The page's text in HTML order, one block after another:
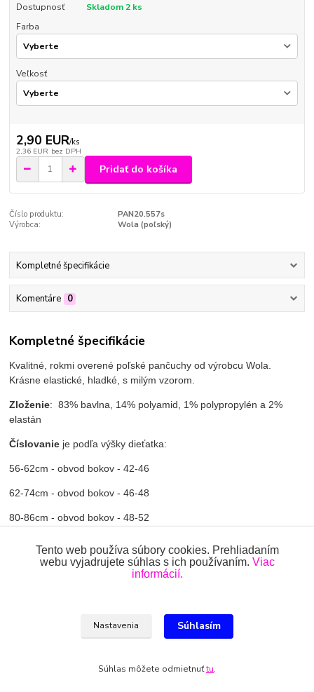
Dostupnosť
Skladom 2 ks
Farba
Veľkosť
2,90 EUR/ks
2,36 EUR bez DPH
Pridať do košíka
Číslo produktu:
PAN20.557s
Výrobca:
Wola (poľský)
Kompletné špecifikácie
Komentáre 0
Kompletné špecifikácie
Kvalitné, rokmi overené poľské pančuchy od výrobcu Wola.
Krásne elastické, hladké, s milým vzorom.
Zloženie: 83% bavlna, 14% polyamid, 1% polypropylén a 2%
elastán
Číslovanie je podľa výšky dieťatka:
56-62cm - obvod bokov - 42-46
62-74cm - obvod bokov - 46-48
80-86cm - obvod bokov - 48-52
92-98cm - obvod bokov - 54-58
104-110cm - obvod bokov - 60-62
Tovar zaradený v kategóriách
Tento web používa súbory cookies. Prehliadaním
webu vyjadrujete súhlas s ich používaním. Viac
informácií.
Nastavenia Súhlasím
Súhlas môžete odmietnuťtu.